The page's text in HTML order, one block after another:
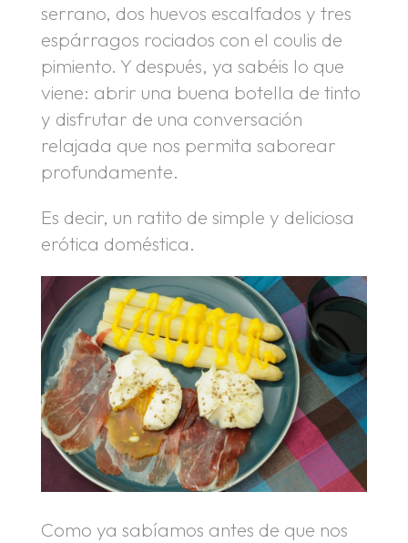
serrano, dos huevos escalfados y tres
espárragos rociados con el coulis de
pimiento. Y después, ya sabéis lo que
viene: abrir una buena botella de tinto
y disfrutar de una conversación
relajada que nos permita saborear
profundamente.
Es decir, un ratito de simple y deliciosa
erótica doméstica.
Como ya sabíamos antes de que nos